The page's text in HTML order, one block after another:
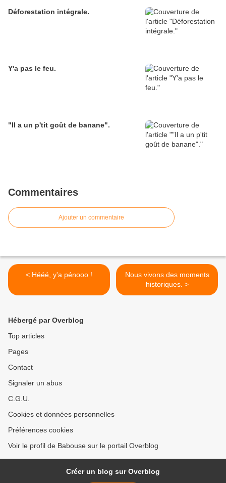
Déforestation intégrale.
Y'a pas le feu.
"Il a un p'tit goût de banane".
Commentaires
Ajouter un commentaire
< Hééé, y'a pénooo !
Nous vivons des moments
historiques. >
Hébergé par Overblog
Top articles
Pages
Contact
Signaler un abus
C.G.U.
Cookies et données personnelles
Préférences cookies
Voir le profil de Babouse sur le portail Overblog
Créer un blog sur Overblog